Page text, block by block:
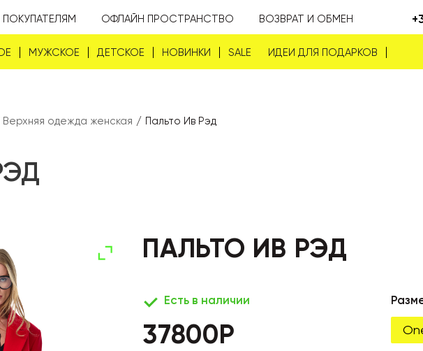
ПОКУПАТЕЛЯМ ОФЛАЙН ПРОСТРАНСТВО ВОЗВРАТ И ОБМЕН
МУЖСКОЕ ДЕТСКОЕ НОВИНКИ SALE ИДЕИ ДЛЯ ПОДАРКОВ
Верхняя одежда женская / Пальто Ив Рэд
ПАЛЬТО ИВ РЭД
Есть в наличии
37800Р